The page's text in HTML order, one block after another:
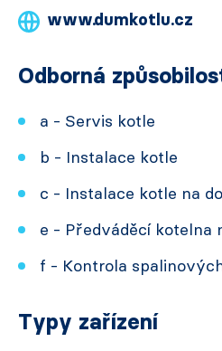
www.dumkotlu.cz
Odborná
a - Servis kotle
b - Instalace kotle
c - Instalace kotle na
e - Předváděcí kotelna
f - Kontrola
Typy zařízení